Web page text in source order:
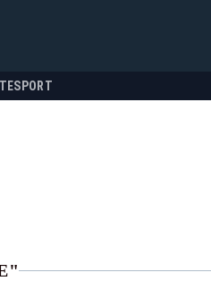
SPORT